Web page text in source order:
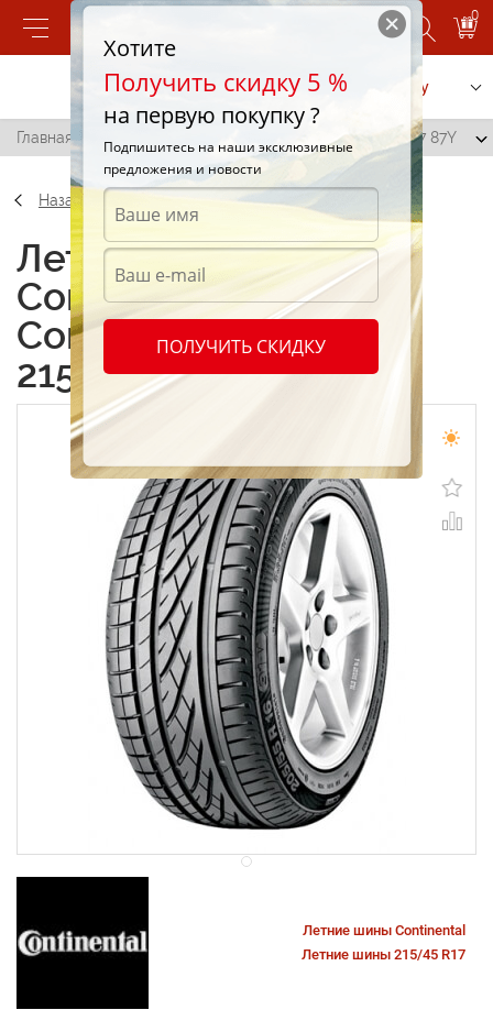
0
Позвонить Заказать услугу
Главная / Continental ContiPremiumContact 215/45 R17 87Y
Назад
Летние шины
Continental
ContiPremiumContact
215/45 R17 87Y
Летние шины Continental
Летние шины 215/45 R17
Хотите
Получить скидку 5 %
на первую покупку ?
Подпишитесь на наши эксклюзивные
предложения и новости
ПОЛУЧИТЬ СКИДКУ